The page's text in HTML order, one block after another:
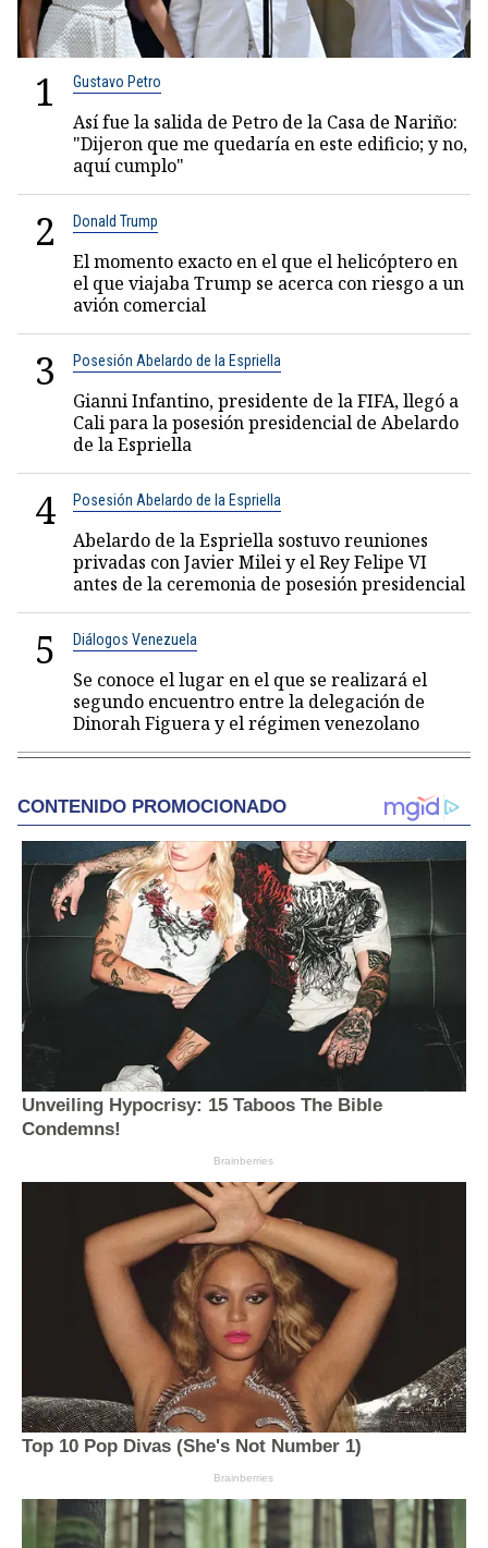
1 Gustavo Petro
Así fue la salida de Petro de la Casa de Nariño:
"Dijeron que me quedaría en este edificio; y no,
aquí cumplo"
2 Donald Trump
El momento exacto en el que el helicóptero en
el que viajaba Trump se acerca con riesgo a un
avión comercial
3 Posesión Abelardo de la Espriella
Gianni Infantino, presidente de la FIFA, llegó a
Cali para la posesión presidencial de Abelardo
de la Espriella
4 Posesión Abelardo de la Espriella
Abelardo de la Espriella sostuvo reuniones
privadas con Javier Milei y el Rey Felipe VI
antes de la ceremonia de posesión presidencial
5 Diálogos Venezuela
Se conoce el lugar en el que se realizará el
segundo encuentro entre la delegación de
Dinorah Figuera y el régimen venezolano